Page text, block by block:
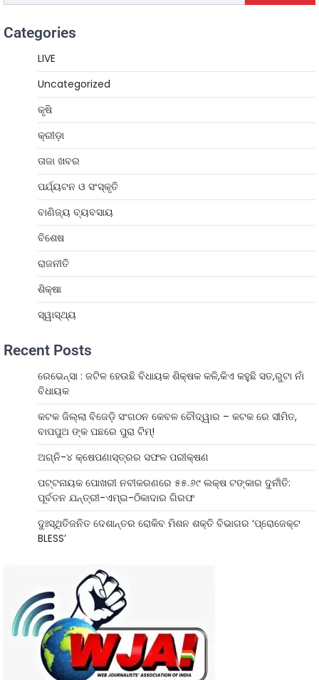
Categories
LIVE
Uncategorized
କୃଷି
କ୍ରୀଡ଼ା
ତାଜା ଖବର
ପର୍ଯ୍ୟଟନ ଓ ସଂସ୍କୃତି
ବାଣିଜ୍ୟ ବ୍ୟବସାୟ
ବିଶେଷ
ରାଜନୀତି
ଶିକ୍ଷା
ସ୍ୱାସ୍ଥ୍ୟ
Recent Posts
ରେଭେନ୍ସା : ଜଟିଳ ହେଉଛି ବିଧାୟକ ଶିକ୍ଷକ କଳି,କିଏ କହୁଛି ସତ,ରୁଟା ନାଁ
ବିଧାୟକ
କଟକ ଜିଲ୍ଲା ବିଜେଡ଼ି ସଂଗଠନ କେବଳ ଚୌଦ୍ୱାର – କଟକ ରେ ସୀମିତ,
ବାପପୁଅ ଙ୍କ ପଛରେ ପୁରା ଟିମ୍!
ଅଗ୍ନି-୪ କ୍ଷେପଣାସ୍ତ୍ରର ସଫଳ ପରୀକ୍ଷଣ
ପଟ୍ଟନାୟକ ପୋଖରୀ ନବୀକରଣରେ ୫୫.୬୯ ଲକ୍ଷ ଟଙ୍କାର ଦୁର୍ନୀତି:
ପୂର୍ବତନ ଯନ୍ତ୍ରୀ-ଏମ୍‌ଇ-ଠିକାଦାର ଗିରଫ
ଦୁଃସ୍ଥିତିଜନିତ ଦେଶାନ୍ତର ରୋକିବ ମିଶନ ଶକ୍ତି ବିଭାଗର ‘ପ୍ରୋଜେକ୍ଟ
BLESS’